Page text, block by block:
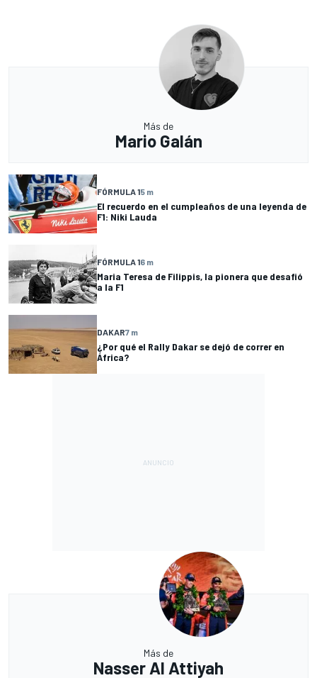
Más de
Mario Galán
FÓRMULA 15 m
El recuerdo en el cumpleaños de una leyenda de
F1: Niki Lauda
FÓRMULA 16 m
Maria Teresa de Filippis, la pionera que desafió
a la F1
DAKAR7 m
¿Por qué el Rally Dakar se dejó de correr en
África?
Más de
Nasser Al Attiyah